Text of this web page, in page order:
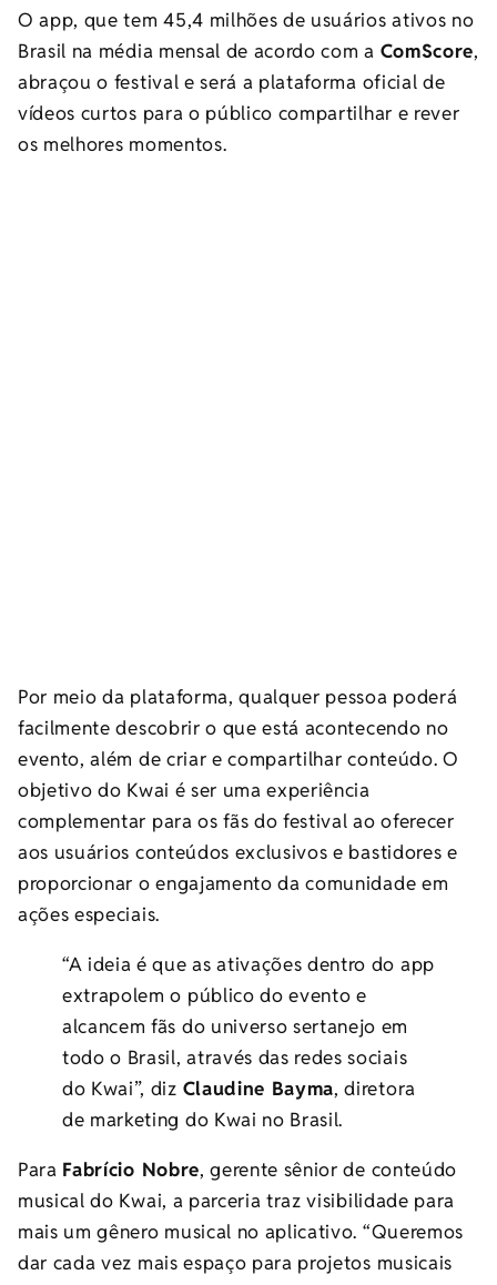
O app, que tem 45,4 milhões de usuários ativos no
Brasil na média mensal de acordo com a ComScore,
abraçou o festival e será a plataforma oficial de
vídeos curtos para o público compartilhar e rever
os melhores momentos.
Por meio da plataforma, qualquer pessoa poderá
facilmente descobrir o que está acontecendo no
evento, além de criar e compartilhar conteúdo. O
objetivo do Kwai é ser uma experiência
complementar para os fãs do festival ao oferecer
aos usuários conteúdos exclusivos e bastidores e
proporcionar o engajamento da comunidade em
ações especiais.
“A ideia é que as ativações dentro do app
extrapolem o público do evento e
alcancem fãs do universo sertanejo em
todo o Brasil, através das redes sociais
do Kwai”, diz Claudine Bayma, diretora
de marketing do Kwai no Brasil.
Para Fabrício Nobre, gerente sênior de conteúdo
musical do Kwai, a parceria traz visibilidade para
mais um gênero musical no aplicativo. “Queremos
dar cada vez mais espaço para projetos musicais